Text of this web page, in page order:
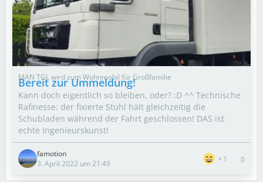
MAN TGL wird zum Wohnmobil für Großfamilie
Bereit zur Ummeldung!
Kann doch eigentlich so bleiben, oder? :D ^^ Technische
Rafinesse: der fixierte Stuhl hält gleichzeitig die
Schubladen während der Fahrt geschlossen! DAS ist
echte Ingenieurskunst!
famotion
3. April 2022 um 21:49
1 0